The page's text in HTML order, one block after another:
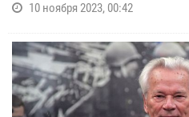
10 ноября 2023, 00:42